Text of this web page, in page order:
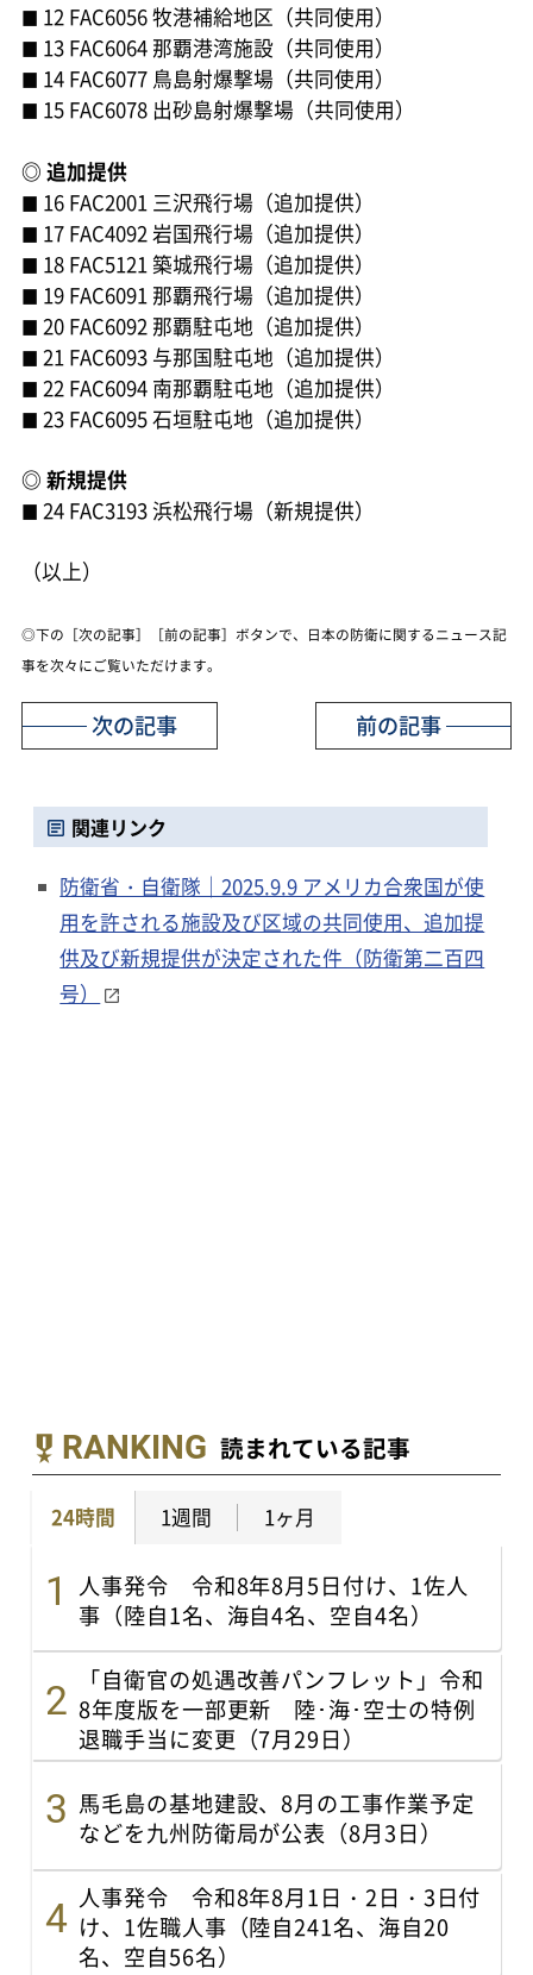
■ 12 FAC6056 牧港補給地区（共同使用）
■ 13 FAC6064 那覇港湾施設（共同使用）
■ 14 FAC6077 鳥島射爆撃場（共同使用）
■ 15 FAC6078 出砂島射爆撃場（共同使用）
◎ 追加提供
■ 16 FAC2001 三沢飛行場（追加提供）
■ 17 FAC4092 岩国飛行場（追加提供）
■ 18 FAC5121 築城飛行場（追加提供）
■ 19 FAC6091 那覇飛行場（追加提供）
■ 20 FAC6092 那覇駐屯地（追加提供）
■ 21 FAC6093 与那国駐屯地（追加提供）
■ 22 FAC6094 南那覇駐屯地（追加提供）
■ 23 FAC6095 石垣駐屯地（追加提供）
◎ 新規提供
■ 24 FAC3193 浜松飛行場（新規提供）
（以上）
◎下の［次の記事］［前の記事］ボタンで、日本の防衛に関するニュース記
事を次々にご覧いただけます。
前の記事
次の記事
関連リンク
防衛省・自衛隊｜2025.9.9 アメリカ合衆国が使
用を許される施設及び区域の共同使用、追加提
供及び新規提供が決定された件（防衛第二百四
号）
RANKING 読まれている記事
24時間 1週間 1ヶ月
人事発令 令和8年8月5日付け、1佐人
事（陸自1名、海自4名、空自4名）
「自衛官の処遇改善パンフレット」令和
8年度版を一部更新 陸･海･空士の特例
退職手当に変更（7月29日）
馬毛島の基地建設、8月の工事作業予定
などを九州防衛局が公表（8月3日）
人事発令 令和8年8月1日・2日・3日付
け、1佐職人事（陸自241名、海自20
名、空自56名）